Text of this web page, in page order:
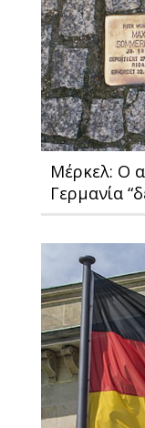
Μέρκελ: O
Γερμανία